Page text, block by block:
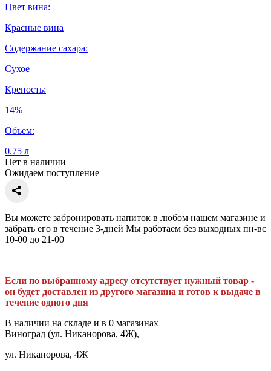
Цвет вина:
Красные вина
Содержание сахара:
Сухое
Крепость:
14%
Объем:
0.75 л
Нет в наличии
Ожидаем поступление
Вы можете забронировать напиток в любом нашем магазине и
забрать его в течение 3-дней Мы работаем без выходных пн-вс
10-00 до 21-00
Если по выбранному адресу отсутствует нужный товар -
он будет доставлен из другого магазина и готов к выдаче в
течение одного дня
В наличии на складе и в 0 магазинах
Виноград (ул. Никанорова, 4Ж),
ул. Никанорова, 4Ж